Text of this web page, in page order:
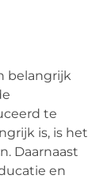
belangrijk
te
is, is het
Daarnaast
en